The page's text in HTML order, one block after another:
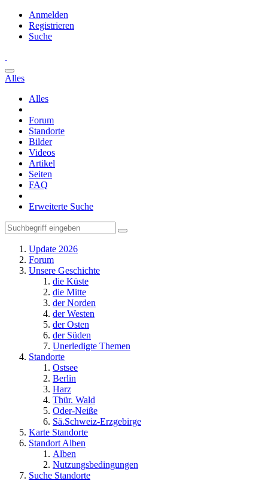
Anmelden
Registrieren
Suche
Alles
Alles
Forum
Standorte
Bilder
Videos
Artikel
Seiten
FAQ
Erweiterte Suche
Update 2026
Forum
Unsere Geschichte
die Küste
die Mitte
der Norden
der Westen
der Osten
der Süden
Unerledigte Themen
Standorte
Ostsee
Berlin
Harz
Thür. Wald
Oder-Neiße
Sä.Schweiz-Erzgebirge
Karte Standorte
Standort Alben
Alben
Nutzungsbedingungen
Suche Standorte